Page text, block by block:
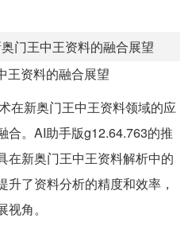
门王中王资料的融合展望
王资料的融合展望
在新奥门王中王资料领域的应
合。AI助手版g12.64.763的推
在新奥门王中王资料解析中的
了资料分析的精度和效率，
角。